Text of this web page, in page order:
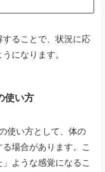
ることで、状況に応
になります。
使い方
使い方として、体の
場合があります。こ
ような感覚になるこ